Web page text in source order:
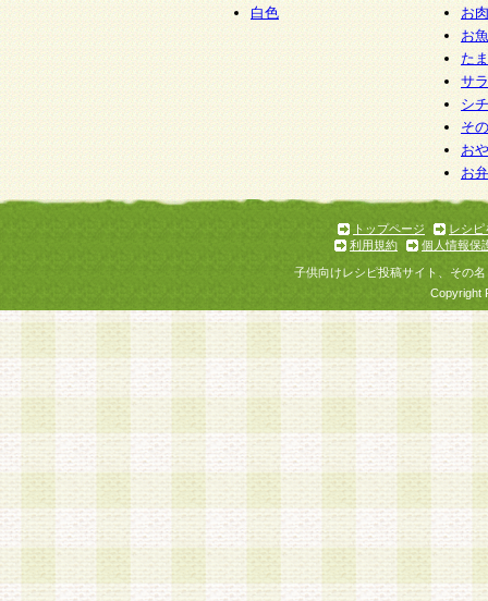
白色
お
お
た
サ
シ
そ
お
お
トップページ
レシピ
利用規約
個人情報保
子供向けレシピ投稿サイト、その
Copyright